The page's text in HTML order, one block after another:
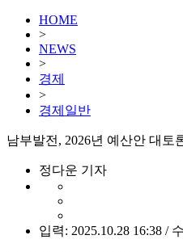
HOME
>
NEWS
>
경제
>
경제일반
남부발전, 2026년 예산안 대토
정다운 기자
입력: 2025.10.28 16:38 /